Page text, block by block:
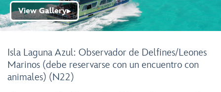
Isla Laguna Azul: Observador de Delfines/Leones
Marinos (debe reservarse con un encuentro con
animales) (N22)
View Gallery▶